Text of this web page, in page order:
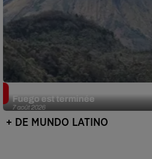
7 août 2026
Fuego est terminée
+ DE MUNDO LATINO